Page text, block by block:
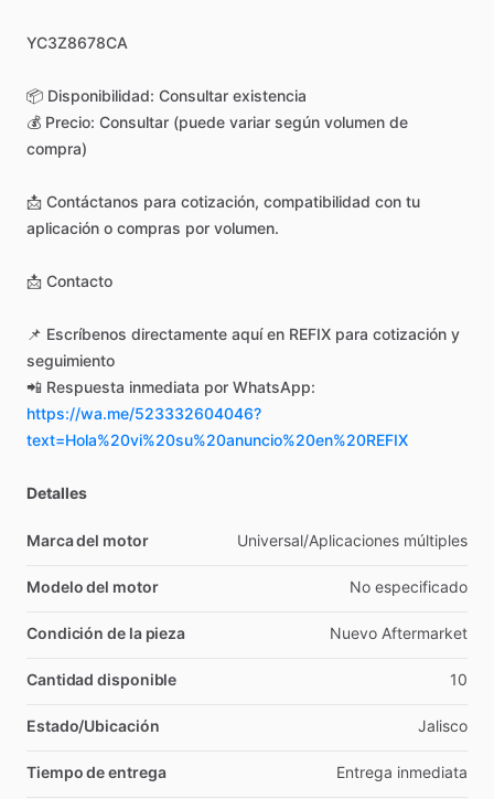
YC3Z8678CA
📦 Disponibilidad: Consultar existencia
💰 Precio: Consultar (puede variar según volumen de
compra)
📩 Contáctanos para cotización, compatibilidad con tu
aplicación o compras por volumen.
📩 Contacto
📌 Escríbenos directamente aquí en REFIX para cotización y
seguimiento
📲 Respuesta inmediata por WhatsApp:
https://wa.me/523332604046?
text=Hola%20vi%20su%20anuncio%20en%20REFIX
Detalles
Marca del motor Universal​/​Aplicaciones múltiples
Modelo del motor No especificado
Condición de la pieza Nuevo Aftermarket
Cantidad disponible 10
Estado/Ubicación Jalisco
Tiempo de entrega Entrega inmediata